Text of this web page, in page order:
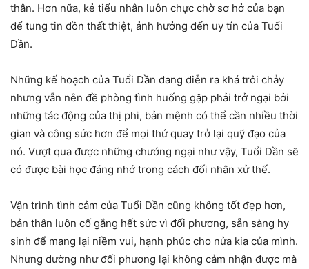
thân. Hơn nữa, kẻ tiểu nhân luôn chực chờ sơ hở của bạn
để tung tin đồn thất thiệt, ảnh hưởng đến uy tín của Tuổi
Dần.
Những kế hoạch của Tuổi Dần đang diễn ra khá trôi chảy
nhưng vẫn nên đề phòng tình huống gặp phải trở ngại bởi
những tác động của thị phi, bản mệnh có thể cần nhiều thời
gian và công sức hơn để mọi thứ quay trở lại quỹ đạo của
nó. Vượt qua được những chướng ngại như vậy, Tuổi Dần sẽ
có được bài học đáng nhớ trong cách đối nhân xử thế.
Vận trình tình cảm của Tuổi Dần cũng không tốt đẹp hơn,
bản thân luôn cố gắng hết sức vì đối phương, sẵn sàng hy
sinh để mang lại niềm vui, hạnh phúc cho nửa kia của mình.
Nhưng dường như đối phương lại không cảm nhận được mà